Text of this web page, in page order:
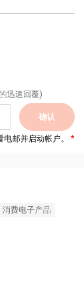
迅速回覆)
确认
邮并启动帐户。
消费电子产品